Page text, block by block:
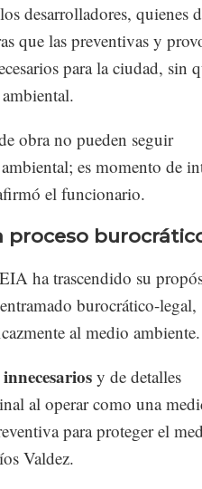
desarrolladores, quienes
que las preventivas y
para la ciudad, sin
obra no pueden seguir
es momento de
el funcionario.
proceso
ha trascendido su
burocrático-legal,
al medio ambiente.
y de detalles
al operar como una
para proteger el
Valdez.